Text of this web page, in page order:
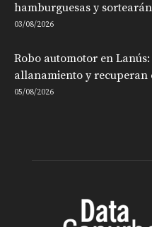
hamburguesas y
03/08/2026
Robo automotor en
allanamiento y recuperan
05/08/2026